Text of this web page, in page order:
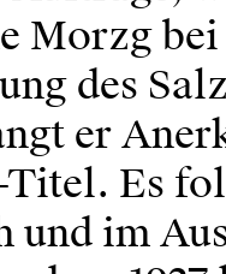
Morzg
des
er
Titel. Es
und im